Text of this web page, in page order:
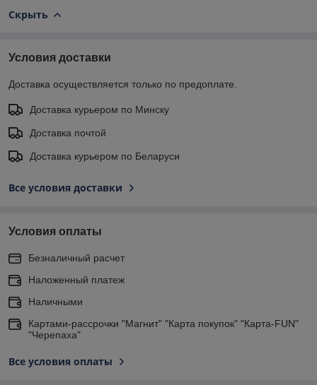
Скрыть
Условия доставки
Доставка осуществляется только по предоплате.
Доставка курьером по Минску
Доставка почтой
Доставка курьером по Беларуси
Все условия доставки
Условия оплаты
Безналичный расчет
Наложенный платеж
Наличными
Картами-рассрочки "Магнит" "Карта покупок" "Карта-FUN"
"Черепаха"
Все условия оплаты